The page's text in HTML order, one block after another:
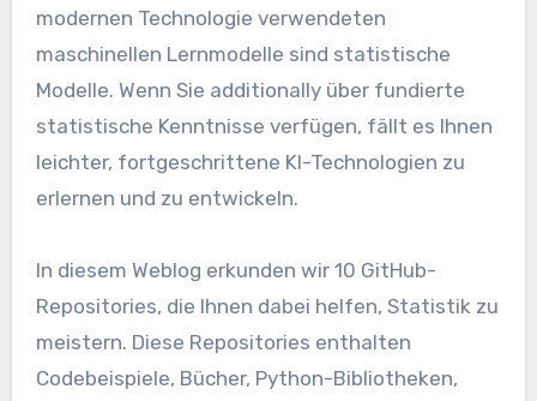
modernen Technologie verwendeten
maschinellen Lernmodelle sind statistische
Modelle. Wenn Sie additionally über fundierte
statistische Kenntnisse verfügen, fällt es Ihnen
leichter, fortgeschrittene KI-Technologien zu
erlernen und zu entwickeln.
In diesem Weblog erkunden wir 10 GitHub-
Repositories, die Ihnen dabei helfen, Statistik zu
meistern. Diese Repositories enthalten
Codebeispiele, Bücher, Python-Bibliotheken,